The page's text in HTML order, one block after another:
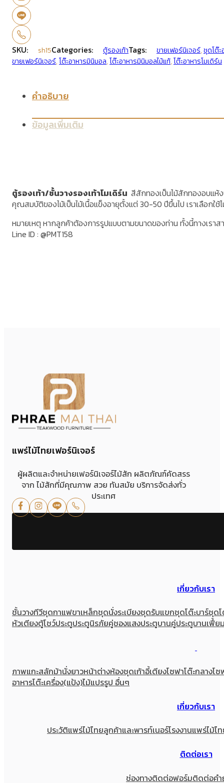
SKU: sh15Categories: ตู้รองเท้าTags: ขายเฟอร์นิเจอร์,ชุดโต๊ะ
ขายเฟอร์นิเจอร์,โต๊ะอาหารมินิมอล,โต๊ะอาหารมินิมอลไม้แท้,โต๊ะอาหารโมเดิร์น
คำอธิบาย
ข้อมูลเพิ่มเติม
ตู้รองเท้า/ชั้นวางรองเท้าโมเดิร์น สีสักทองเป็นไม้สักทองอบแห้ง
คุณสมบัติของไม้เป็นไม้เนื้อแข็งอายุตั้งแต่ 30-50 ปีขึ้นไป เราเลือกใ
หมายเหตุ หากลูกค้าต้องการรูปแบบตามขนาดของท่าน ทั้งนี้ทางเรา
Line ID : @PMT158
แพร่ไม้ไทยเฟอร์นิเจอร์
ผู้ผลิตและจำหน่ายเฟอร์นิเจอร์ไม้สัก ผลิตภัณฑ์คัดสรร
จาก ไม้สักที่มีคุณภาพ สวย ทันสมัย บริการจัดส่งทั่ว
ประเทศ
เกี่ยวกับเรา
ชั้นวางทีวีชุดกาแฟขาเหล็กชุดนั่งระเบียงชุดรับแขกชุดโต๊ะบาร์ชุดโ
หัวเตียงตู้โชว์ประตูประตูนิรภัยคู่ชองแสงประตูบานคู่ประตูบานเฟี้ย
ภาพแกะสลักม้านั่งยาวหน้าต่างห้องชุดเก้าอี้เตียงโซฟาโต๊ะกลางโซ
อาหารโต๊ะเครื่อง(แป้ง)ไม้แปรรูป อื่นๆ
เกี่ยวกับเรา
ประวัติแพร่ไม้ไทยลูกค้าและพารท์เนอร์โรงงานแพร่ไม้ไ
ติดต่อเรา
ช่องทางติดต่อฟอร์มติดต่อค